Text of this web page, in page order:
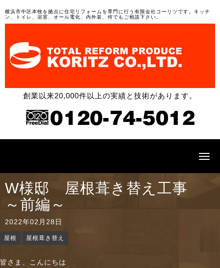
横浜市中区本牧を拠点に住宅リフォームを専門に行う有限会社コーリツです。キッチ
ン、トイレ、浴室、オール電化、内外装、何でもご相談下さい。
創業以来20,000件以上の実績と技術があります。
N
v
W様邸 屋根葺き替え工事
～前編～
2022年02月28日
屋根 屋根葺き替え
皆さま、こんにちは